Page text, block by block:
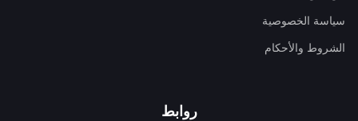
سياسة الخصوصية
الشروط والأحكام
روابط